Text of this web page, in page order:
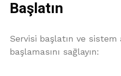
Başlatın
Servisi başlatın ve sistem
başlamasını sağlayın: